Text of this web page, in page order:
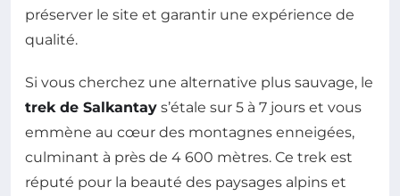
préserver le site et garantir une expérience de
qualité.
Si vous cherchez une alternative plus sauvage, le
trek de Salkantay s’étale sur 5 à 7 jours et vous
emmène au cœur des montagnes enneigées,
culminant à près de 4 600 mètres. Ce trek est
réputé pour la beauté des paysages alpins et